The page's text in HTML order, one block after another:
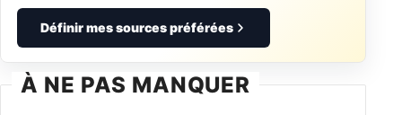
Définir mes sources préférées
À NE PAS MANQUER